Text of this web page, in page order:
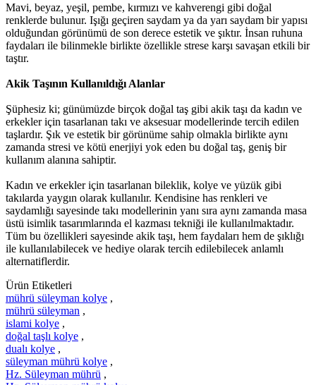
Mavi, beyaz, yeşil, pembe, kırmızı ve kahverengi gibi doğal
renklerde bulunur. Işığı geçiren saydam ya da yarı saydam bir yapısı
olduğundan görünümü de son derece estetik ve şıktır. İnsan ruhuna
faydaları ile bilinmekle birlikte özellikle strese karşı savaşan etkili bir
taştır.
Akik Taşının Kullanıldığı Alanlar
Şüphesiz ki; günümüzde birçok doğal taş gibi akik taşı da kadın ve
erkekler için tasarlanan takı ve aksesuar modellerinde tercih edilen
taşlardır. Şık ve estetik bir görünüme sahip olmakla birlikte aynı
zamanda stresi ve kötü enerjiyi yok eden bu doğal taş, geniş bir
kullanım alanına sahiptir.
Kadın ve erkekler için tasarlanan bileklik, kolye ve yüzük gibi
takılarda yaygın olarak kullanılır. Kendisine has renkleri ve
saydamlığı sayesinde takı modellerinin yanı sıra aynı zamanda masa
üstü isimlik tasarımlarında el kazması tekniği ile kullanılmaktadır.
Tüm bu özellikleri sayesinde akik taşı, hem faydaları hem de şıklığı
ile kullanılabilecek ve hediye olarak tercih edilebilecek anlamlı
alternatiflerdir.
Ürün Etiketleri
mührü süleyman kolye ,
mührü süleyman ,
islami kolye ,
doğal taşlı kolye ,
dualı kolye ,
süleyman mührü kolye ,
Hz. Süleyman mührü ,